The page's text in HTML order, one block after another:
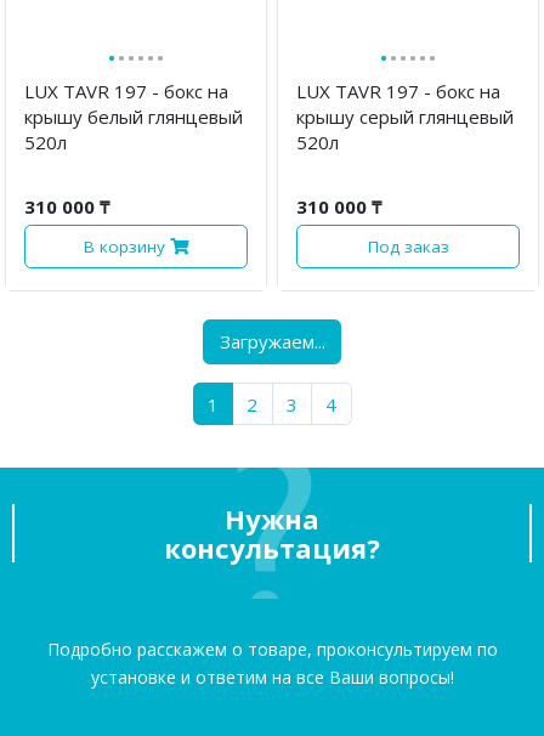
······
LUX TAVR 197 - бокс на
крышу белый глянцевый
520л
310 000 ₸
В корзину
······
LUX TAVR 197 - бокс на
крышу серый глянцевый
520л
310 000 ₸
Под заказ
Загружаем...
1 2 3 4
Нужна
консультация?
Подробно расскажем о товаре, проконсультируем по
установке и ответим на все Ваши вопросы!